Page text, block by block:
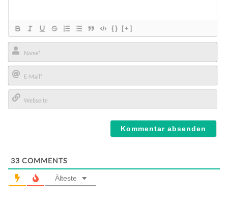
{} [+]
Name*
E-
Mail*
33 COMMENTS
Älteste